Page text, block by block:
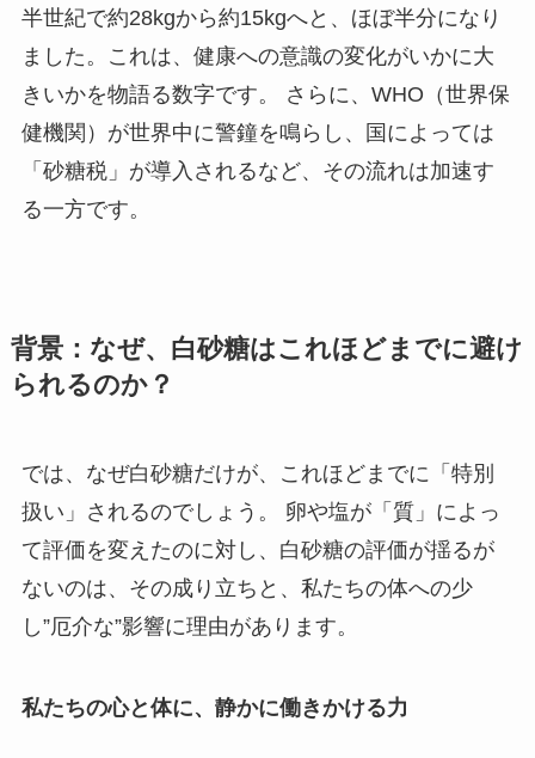
半世紀で約28kgから約15kgへと、ほぼ半分になり
ました。これは、健康への意識の変化がいかに大
きいかを物語る数字です。 さらに、WHO（世界保
健機関）が世界中に警鐘を鳴らし、国によっては
「砂糖税」が導入されるなど、その流れは加速す
る一方です。
背景：なぜ、白砂糖はこれほどまでに避け
られるのか？
では、なぜ白砂糖だけが、これほどまでに「特別
扱い」されるのでしょう。 卵や塩が「質」によっ
て評価を変えたのに対し、白砂糖の評価が揺るが
ないのは、その成り立ちと、私たちの体への少
し”厄介な”影響に理由があります。
私たちの心と体に、静かに働きかける力